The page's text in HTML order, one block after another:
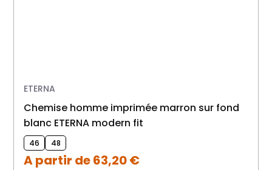
ETERNA
chemise homme imprimée marron sur fond
blanc ETERNA modern fit
46 48
A partir de63,20€